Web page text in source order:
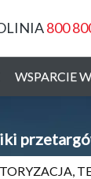
800
WSPARCIE